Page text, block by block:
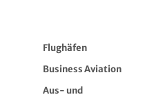
Flughäfen
Business Aviation
Aus- und